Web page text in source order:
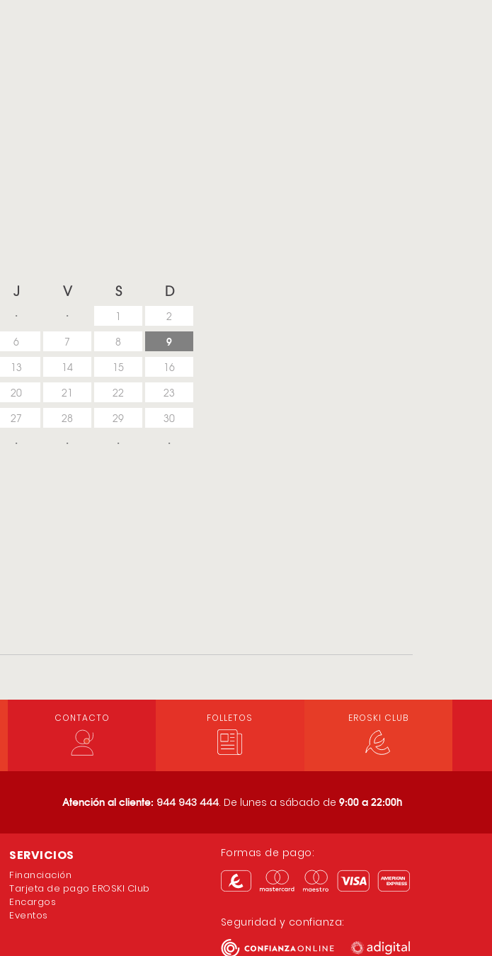
J V S D
1
2
6 7 8 9
13 14 15
16
20 21 22
23
27 28 29
30
CONTACTO FOLLETOS EROSKI CLUB
Atención al cliente: 944 943 444. De lunes a sábado de 9:00 a 22:00h
SERVICIOS
Financiación
Tarjeta de pago EROSKI Club
Encargos
Eventos
Formas de pago:
Seguridad y confianza: